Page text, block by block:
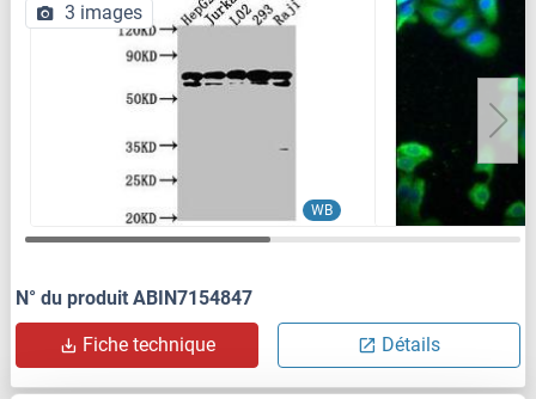
WB
3 images
N° du produit ABIN7154847
Fiche technique Détails